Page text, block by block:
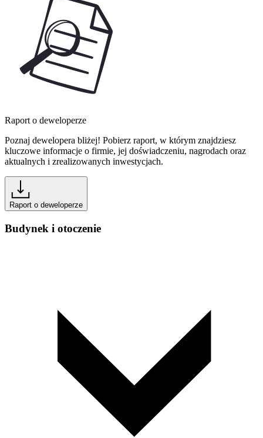
Raport o deweloperze
Poznaj dewelopera bliżej! Pobierz raport, w którym znajdziesz
kluczowe informacje o firmie, jej doświadczeniu, nagrodach oraz
aktualnych i zrealizowanych inwestycjach.
Raport o deweloperze
Budynek i otoczenie